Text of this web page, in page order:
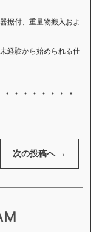
据付、重量物搬入およ
経験から始められる仕
次の投稿へ →